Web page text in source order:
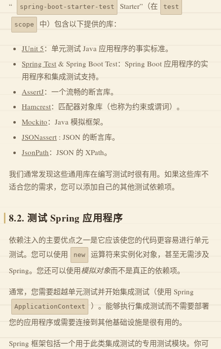
“ spring-boot-starter-test Starter”（在 test
scope 中）包含以下提供的库：
JUnit 5：单元测试 Java 应用程序的事实标准。
Spring Test & Spring Boot Test：Spring Boot 应用程序的实
用程序和集成测试支持。
AssertJ：一个流畅的断言库。
Hamcrest：匹配器对象库（也称为约束或谓词）。
Mockito：Java 模拟框架。
JSONassert : JSON 的断言库。
JsonPath：JSON 的 XPath。
我们通常发现这些通用库在编写测试时很有用。如果这些库不
适合您的需求，您可以添加自己的其他测试依赖项。
8.2. 测试 Spring 应用程序
依赖注入的主要优点之一是它应该使您的代码更容易进行单元
测试。您可以使用
new
运算符来实例化对象，甚至无需涉及
Spring。您还可以使用模拟对象而不是真正的依赖项。
通常，您需要超越单元测试并开始集成测试（使用 Spring
ApplicationContext
）。能够执行集成测试而不需要部署
您的应用程序或需要连接到其他基础设施是很有用的。
Spring 框架包括一个用于此类集成测试的专用测试模块。你可